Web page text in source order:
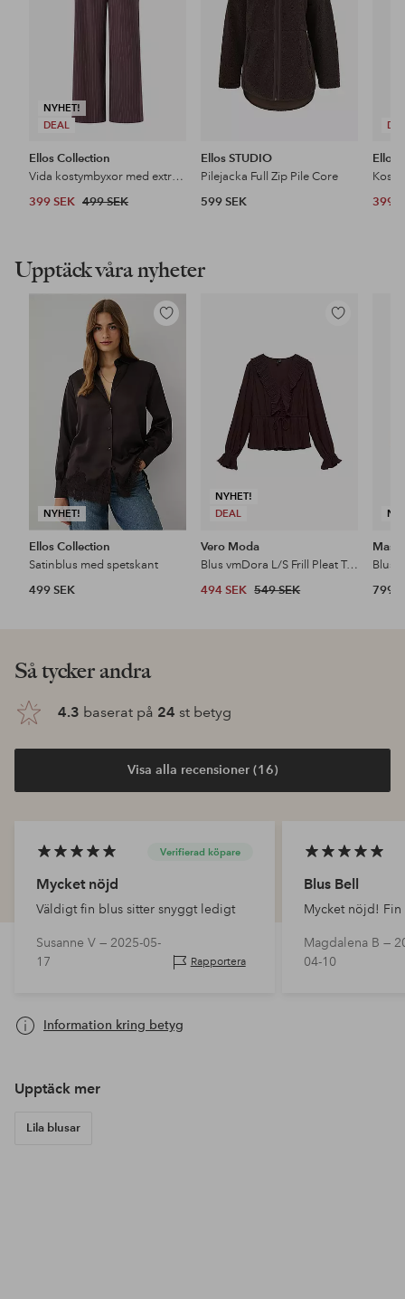
NYHET!
DEAL
Ellos Collection
Vida kostymbyxor med extra hög midja
399 SEK 499 SEK
Ellos STUDIO
Pilejacka Full Zip Pile Core
599 SEK
Ellos
399
Upptäck våra nyheter
NYHET!
Lägg
favoriter
Ellos Collection
Satinblus med spetskant
499 SEK
NYHET!
DEAL
Lägg
Vero Moda
Blus vmDora L/S Frill Pleat Top
494 SEK 549 SEK
Masai
Blus
799
Så tycker andra
4.3 baserat på 24 st betyg
Visa alla recensioner (16)
Verifierad köpare
Mycket nöjd
Väldigt fin blus sitter snyggt ledigt
Susanne V — 2025-05-
17
Rapportera
Blus Bell
Mycket nöjd!
Magdalena B —
04-10
Information kring betyg
Upptäck mer
Lila blusar